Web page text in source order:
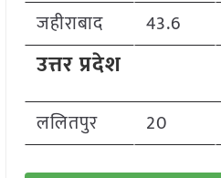
जहीराबाद
43.6
उत्तर प्रदेश
ललितपुर 20